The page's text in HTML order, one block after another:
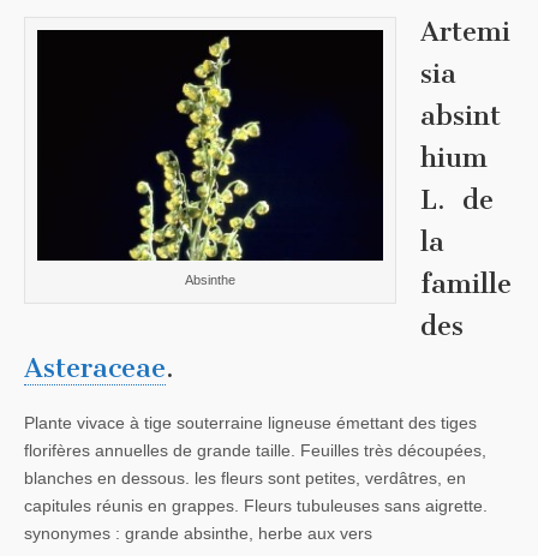
Absinthe
Artemi
sia
absint
hium
L. de
la
famille
des
Asteraceae.
Plante vivace à tige souterraine ligneuse émettant des tiges
florifères annuelles de grande taille. Feuilles très découpées,
blanches en dessous. les fleurs sont petites, verdâtres, en
capitules réunis en grappes. Fleurs tubuleuses sans aigrette.
synonymes : grande absinthe, herbe aux vers